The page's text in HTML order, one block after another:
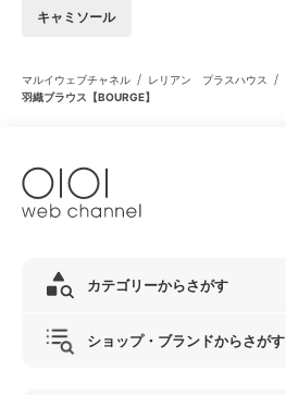
キャミソール
マルイウェブチャネル / レリアン プラスハウス /
羽織ブラウス【BOURGE】
カテゴリーからさがす
ショップ・ブランドからさがす